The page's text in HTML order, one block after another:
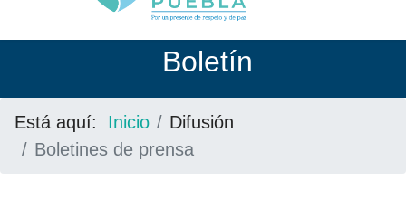
Boletín
Está aquí: Inicio
Difusión
Boletines de prensa